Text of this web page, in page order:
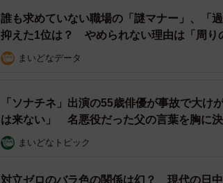
誰も求めていない職場の「謎マナー」、「
抑えた1位は？ やめられない理由は「周り
まいどなデータ
「ソナチネ」出演の55歳俳優が事故で大
は来ない」 名悪役だった父の言葉を胸に決
まいどなトピック
対立ゼロのバラ色の関係は幻？ 現代の日